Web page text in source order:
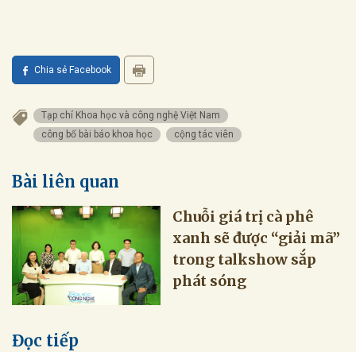
Chia sẻ Facebook
Tạp chí Khoa học và công nghệ Việt Nam
công bố bài báo khoa học
cộng tác viên
Bài liên quan
Chuỗi giá trị cà phê
xanh sẽ được “giải mã”
trong talkshow sắp
phát sóng
Đọc tiếp